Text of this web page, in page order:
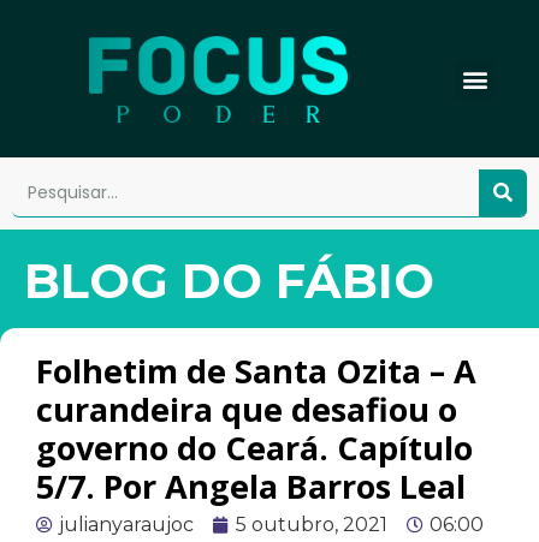
BLOG DO FÁBIO
Folhetim de Santa Ozita – A
curandeira que desafiou o
governo do Ceará. Capítulo
5/7. Por Angela Barros Leal
julianyaraujoc 5 outubro, 2021 06:00